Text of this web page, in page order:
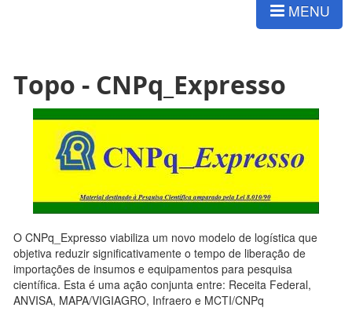
MENU
Topo - CNPq_Expresso
O CNPq_Expresso viabiliza um novo modelo de logística que
objetiva reduzir significativamente o tempo de liberação de
importações de insumos e equipamentos para pesquisa
científica. Esta é uma ação conjunta entre: Receita Federal,
ANVISA, MAPA/VIGIAGRO, Infraero e MCTI/CNPq